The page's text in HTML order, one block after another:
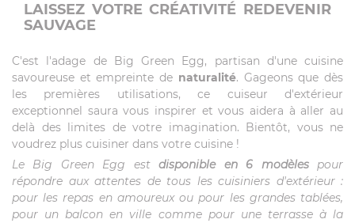
LAISSEZ VOTRE CRÉATIVITÉ REDEVENIR
SAUVAGE
C'est l'adage de Big Green Egg, partisan d'une cuisine
savoureuse et empreinte de naturalité. Gageons que dès
les premières utilisations, ce cuiseur d'extérieur
exceptionnel saura vous inspirer et vous aidera à aller au
delà des limites de votre imagination. Bientôt, vous ne
voudrez plus cuisiner dans votre cuisine !
Le Big Green Egg estdisponible en 6 modèlespour
répondre aux attentes de tous les cuisiniers d'extérieur :
pour les repas en amoureux ou pour les grandes tablées,
pour un balcon en ville comme pour une terrasse à la